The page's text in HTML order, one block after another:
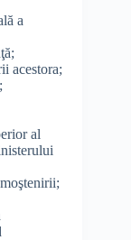
a
acestora;
al